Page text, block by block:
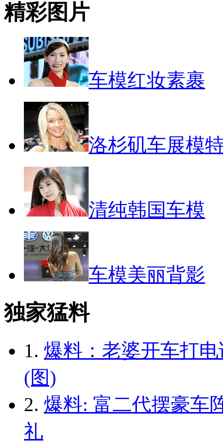
精彩图片
车模红妆素裹
洛杉矶车展模
清纯韩国车模
车模美丽背影
独家猛料
1. 爆料：老婆开车打
(图)
2. 爆料: 富二代摆豪车
礼